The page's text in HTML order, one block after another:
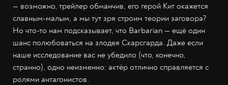
— возможно, трейлер обманчив, его герой Кит окажется
славным-малым, а мы тут зря строим теории заговора?
Но что-то нам подсказывает, что Barbarian — ещё один
шанс полюбоваться на злодея Скарсгарда. Даже если
наше исследование вас не убедило (что, конечно,
странно), одно неизменно: актёр отлично справляется с
ролями антагонистов.